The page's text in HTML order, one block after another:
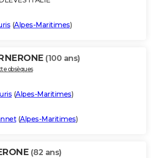
(Alpes-Maritimes)
(100 ans)
obsèques
(Alpes-Maritimes)
(Alpes-Maritimes)
(82 ans)